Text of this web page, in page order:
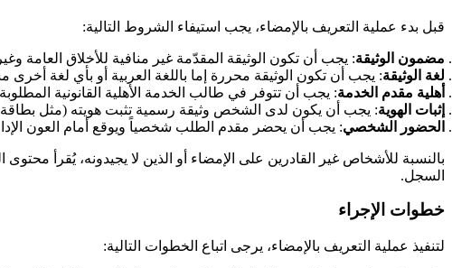
قبل بدء عملية التعريف بالإمضاء، يجب استيفاء الشروط التالية:
مضمون الوثيقة: يجب أن تكون الوثيقة المقدّمة غير منافية للأخلاق العامة
لغة الوثيقة: يجب أن تكون الوثيقة محررة إما باللغة العربية أو بأي لغة
أهلية مقدم الخدمة: يجب أن تتوفر في طالب الخدمة الأهلية القانونية
إثبات الهوية: يجب أن يكون لدى الشخص وثيقة رسمية تثبت هويته (مثل بطاقة
الحضور الشخصي: يجب أن يحضر مقدم الطلب شخصياً ويوقع أمام العون
بالنسبة للأشخاص غير القادرين على الإمضاء أو الذين لا يجيدونه، يُقرأ
السجل.
خطوات الإجراء
لتنفيذ عملية التعريف بالإمضاء، يرجى اتباع الخطوات التالية: